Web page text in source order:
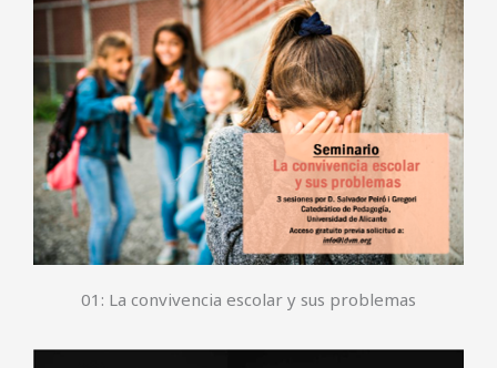
01: La convivencia escolar y sus problemas